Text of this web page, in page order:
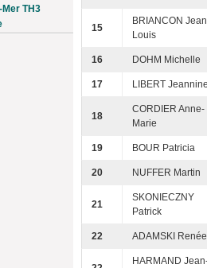
TH3
15
BRIANCON
Louis
16 DOHM Michelle
17 LIBERT
18
CORDIER Anne-
Marie
19 BOUR Patricia
20 NUFFER Martin
21
SKONIECZNY
Patrick
22 ADAMSKI Renée
HARMAND